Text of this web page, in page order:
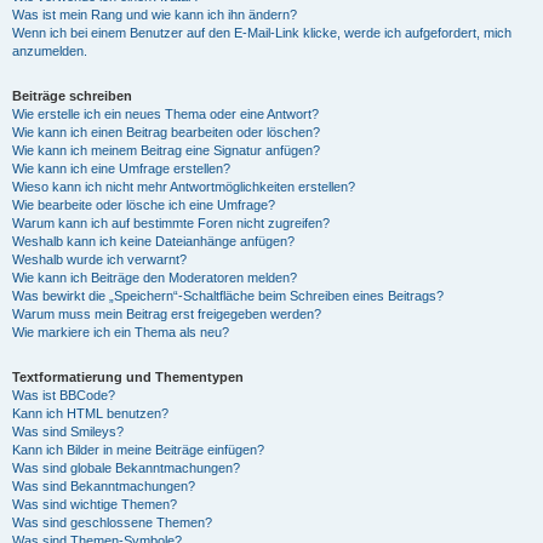
Was ist mein Rang und wie kann ich ihn ändern?
Wenn ich bei einem Benutzer auf den E-Mail-Link klicke, werde ich aufgefordert, mich
anzumelden.
Beiträge schreiben
Wie erstelle ich ein neues Thema oder eine Antwort?
Wie kann ich einen Beitrag bearbeiten oder löschen?
Wie kann ich meinem Beitrag eine Signatur anfügen?
Wie kann ich eine Umfrage erstellen?
Wieso kann ich nicht mehr Antwortmöglichkeiten erstellen?
Wie bearbeite oder lösche ich eine Umfrage?
Warum kann ich auf bestimmte Foren nicht zugreifen?
Weshalb kann ich keine Dateianhänge anfügen?
Weshalb wurde ich verwarnt?
Wie kann ich Beiträge den Moderatoren melden?
Was bewirkt die „Speichern“-Schaltfläche beim Schreiben eines Beitrags?
Warum muss mein Beitrag erst freigegeben werden?
Wie markiere ich ein Thema als neu?
Textformatierung und Thementypen
Was ist BBCode?
Kann ich HTML benutzen?
Was sind Smileys?
Kann ich Bilder in meine Beiträge einfügen?
Was sind globale Bekanntmachungen?
Was sind Bekanntmachungen?
Was sind wichtige Themen?
Was sind geschlossene Themen?